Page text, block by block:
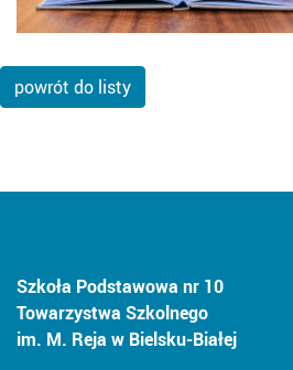
powrót do listy
Szkoła Podstawowa nr 10
Towarzystwa Szkolnego
im. M. Reja w Bielsku-Białej